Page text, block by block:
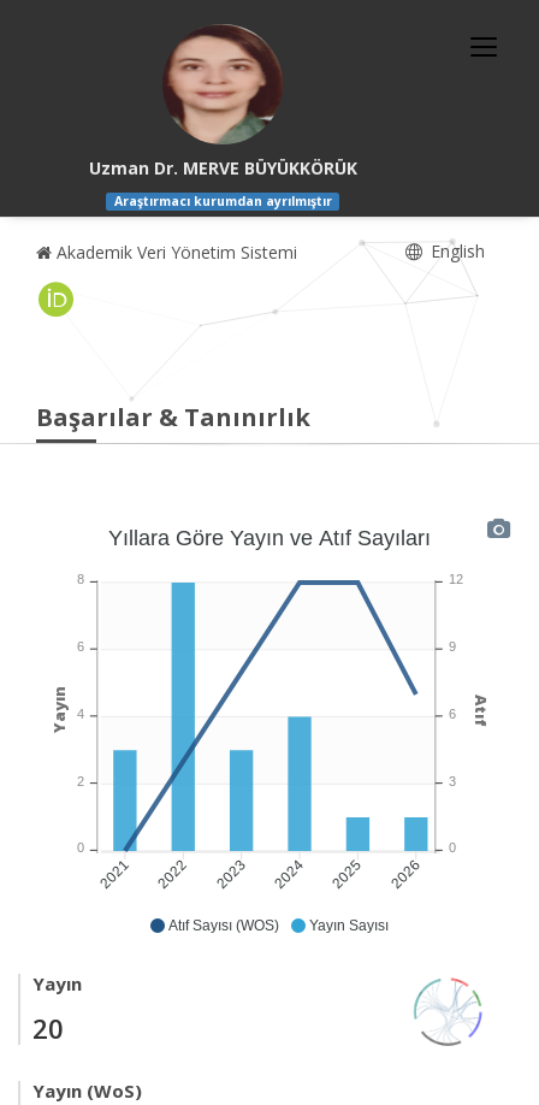
Uzman Dr. MERVE BÜYÜKKÖRÜK
Araştırmacı kurumdan ayrılmıştır
Akademik Veri Yönetim Sistemi English
Başarılar & Tanınırlık
Atıf Sayısı (WOS) Yayın Sayısı
2021 2022 2023 2024 2025 2026
Yıllara Göre Yayın ve Atıf Sayıları
12
9
6
3
0
Atıf
8
6
4
2
0
Yayın
Yayın
20
Yayın (WoS)